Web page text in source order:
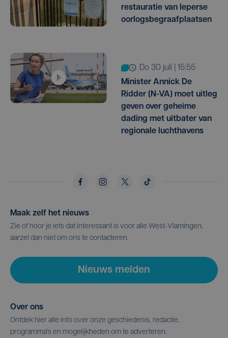
restauratie van Ieperse
oorlogsbegraafplaatsen
do 30 juli | 15:55
Minister Annick De
Ridder (N-VA) moet uitleg
geven over geheime
dading met uitbater van
regionale luchthavens
Maak zelf het nieuws
Zie of hoor je iets dat interessant is voor alle West-Vlamingen,
aarzel dan niet om ons te contacteren.
Nieuws melden
Over ons
Ontdek hier alle info over onze geschiedenis, redactie,
programma's en mogelijkheden om te adverteren.